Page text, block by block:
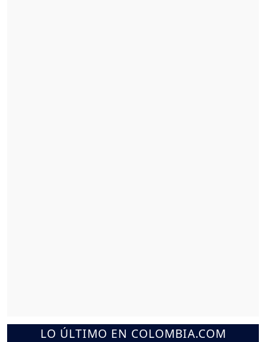
LO ÚLTIMO EN COLOMBIA.COM